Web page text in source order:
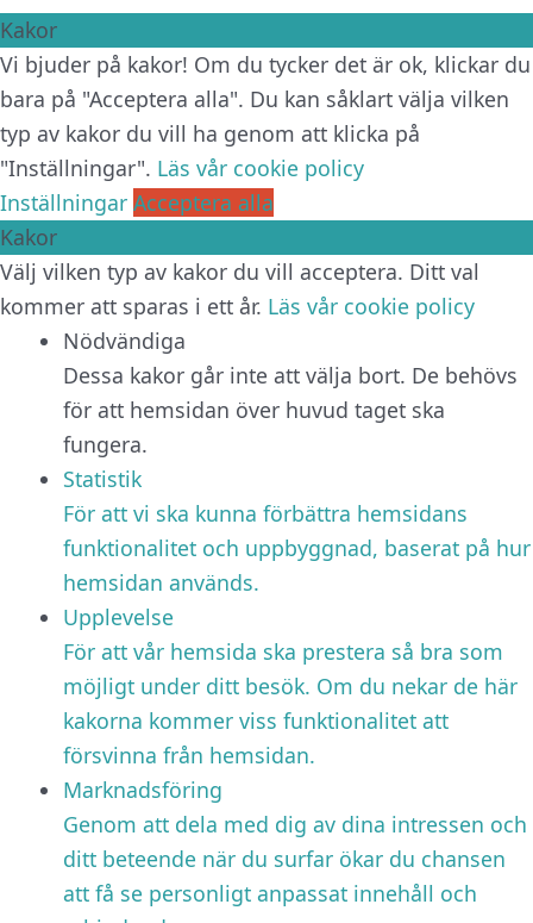
Kakor
Vi bjuder på kakor! Om du tycker det är ok, klickar du
bara på "Acceptera alla". Du kan såklart välja vilken
typ av kakor du vill ha genom att klicka på
"Inställningar". Läs vår cookie policy
Inställningar Acceptera alla
Kakor
Välj vilken typ av kakor du vill acceptera. Ditt val
kommer att sparas i ett år. Läs vår cookie policy
Nödvändiga
Dessa kakor går inte att välja bort. De behövs
för att hemsidan över huvud taget ska
fungera.
Statistik
För att vi ska kunna förbättra hemsidans
funktionalitet och uppbyggnad, baserat på hur
hemsidan används.
Upplevelse
För att vår hemsida ska prestera så bra som
möjligt under ditt besök. Om du nekar de här
kakorna kommer viss funktionalitet att
försvinna från hemsidan.
Marknadsföring
Genom att dela med dig av dina intressen och
ditt beteende när du surfar ökar du chansen
att få se personligt anpassat innehåll och